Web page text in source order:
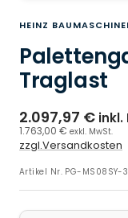
HEINZ
Traglast
2.097,97 € inkl.
1.763,00 € exkl. MwSt.
zzgl.Versandkosten
Artikel Nr. PG-MS08SY-